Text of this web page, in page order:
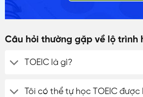
Câu hỏi thường gặp về lộ trình
TOEIC là gì?
Tôi có thể tự học TOEIC được